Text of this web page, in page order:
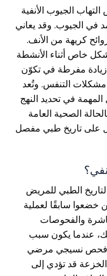
الجيوب الأنفية
في الجيوب. وقد يعاني
كريهة من الأنف.
خاص أثناء الأنشطة
زيادة مفرطة في تكوّن
مشكلات التنفس. وتُعد
في تحديد النهج
الصحية العامة
على تاريخ طبي مفصل
الطبي للمريض
خضعوا سابقًا لعملية
والفحوصات
عندما يكون سبب
وفحص نسيجي مرضي
قد تؤدي إلى